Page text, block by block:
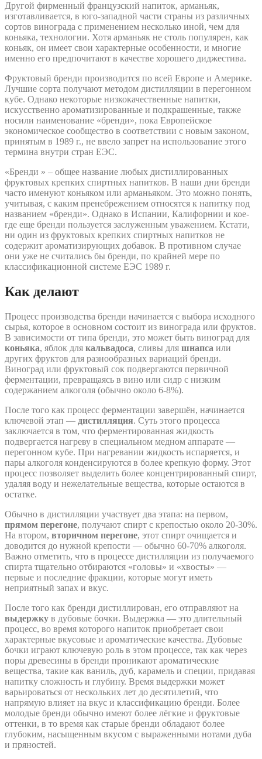
Другой фирменный французский напиток, арманьяк,
изготавливается, в юго-западной части страны из различных
сортов винограда с применением несколько иной, чем для
коньяка, технологии. Хотя арманьяк не столь популярен, как
коньяк, он имеет свои характерные особенности, и многие
именно его предпочитают в качестве хорошего диджестива.
Фруктовый бренди производится по всей Европе и Америке.
Лучшие сорта получают методом дистилляции в перегонном
кубе. Однако некоторые низкокачественные напитки,
искусственно ароматизированные и подкрашенные, также
носили наименование «бренди», пока Европейское
экономическое сообщество в соответствии с новым законом,
принятым в 1989 г., не ввело запрет на использование этого
термина внутри стран ЕЭС.
«Бренди » – общее название любых дистиллированных
фруктовых крепких спиртных напитков. В наши дни бренди
часто именуют коньяком или арманьяком. Это можно понять,
учитывая, с каким пренебрежением относятся к напитку под
названием «бренди». Однако в Испании, Калифорнии и кое-
где еще бренди пользуется заслуженным уважением. Кстати,
ни один из фруктовых крепких спиртных напитков не
содержит ароматизирующих добавок. В противном случае
они уже не считались бы бренди, по крайней мере по
классификационной системе ЕЭС 1989 г.
Как делают
Процесс производства бренди начинается с выбора исходного
сырья, которое в основном состоит из винограда или фруктов.
В зависимости от типа бренди, это может быть виноград для
коньяка, яблок для кальвадоса, сливы для шнапса или
других фруктов для разнообразных вариаций бренди.
Виноград или фруктовый сок подвергаются первичной
ферментации, превращаясь в вино или сидр с низким
содержанием алкоголя (обычно около 6-8%).
После того как процесс ферментации завершён, начинается
ключевой этап — дистилляция. Суть этого процесса
заключается в том, что ферментированная жидкость
подвергается нагреву в специальном медном аппарате —
перегонном кубе. При нагревании жидкость испаряется, и
пары алкоголя конденсируются в более крепкую форму. Этот
процесс позволяет выделить более концентрированный спирт,
удаляя воду и нежелательные вещества, которые остаются в
остатке.
Обычно в дистилляции участвует два этапа: на первом,
прямом перегоне, получают спирт с крепостью около 20-30%.
На втором, вторичном перегоне, этот спирт очищается и
доводится до нужной крепости — обычно 60-70% алкоголя.
Важно отметить, что в процессе дистилляции из получаемого
спирта тщательно отбираются «головы» и «хвосты» —
первые и последние фракции, которые могут иметь
неприятный запах и вкус.
После того как бренди дистиллирован, его отправляют на
выдержку в дубовые бочки. Выдержка — это длительный
процесс, во время которого напиток приобретает свои
характерные вкусовые и ароматические качества. Дубовые
бочки играют ключевую роль в этом процессе, так как через
поры древесины в бренди проникают ароматические
вещества, такие как ваниль, дуб, карамель и специи, придавая
напитку сложность и глубину. Время выдержки может
варьироваться от нескольких лет до десятилетий, что
напрямую влияет на вкус и классификацию бренди. Более
молодые бренди обычно имеют более лёгкие и фруктовые
оттенки, в то время как старые бренди обладают более
глубоким, насыщенным вкусом с выраженными нотами дуба
и пряностей.